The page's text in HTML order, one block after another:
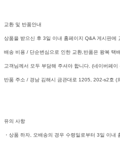
교환 및 반품안내
상품을 받으신 후 3일 이내 홈페이지 Q&A 게시판에
배송 비용 / 단순변심으로 인한 교환,반품은 왕복 택
고객님께서 모두 부담해 주셔야 합니다. (네이버페
반품 주소 / 경남 김해시 금관대로 1205, 202-s2호 (
유의 사항
・상품 하자, 오배송의 경우 수령일로부터 3일 이내